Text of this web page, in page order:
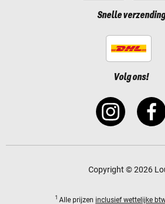
Snelle verzending
Volg ons!
Copyright © 2026
1 Alle prijzen inclusief wettelijke